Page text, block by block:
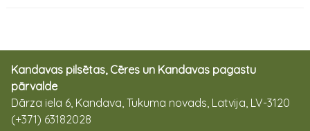
Kandavas pilsētas, Cēres un Kandavas pagastu
pārvalde
Dārza iela 6, Kandava, Tukuma novads, Latvija, LV-3120
(+371) 63182028